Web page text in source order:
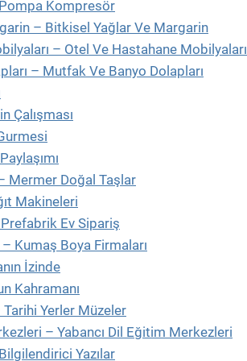
Kompresör
– Bitkisel Yağlar Ve Margarin
– Otel Ve Hastahane Mobilyaları
– Mutfak Ve Banyo Dolapları
Çalışması
Mermer Doğal Taşlar
Makineleri
Ev Sipariş
Kumaş Boya Firmaları
İzinde
Kahramanı
Yerler Müzeler
– Yabancı Dil Eğitim Merkezleri
Yazılar